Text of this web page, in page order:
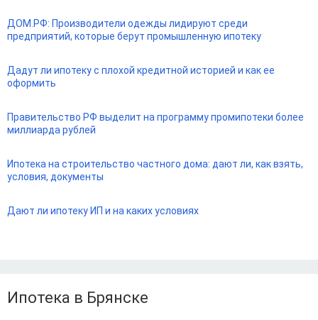
ДОМ.РФ: Производители одежды лидируют среди
предприятий, которые берут промышленную ипотеку
Дадут ли ипотеку с плохой кредитной историей и как ее
оформить
Правительство РФ выделит на программу промипотеки более
миллиарда рублей
Ипотека на строительство частного дома: дают ли, как взять,
условия, документы
Дают ли ипотеку ИП и на каких условиях
Ипотека в Брянске